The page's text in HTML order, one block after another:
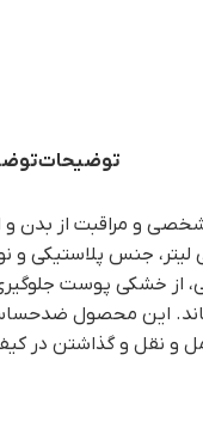
توضیحات
و مراقبت از
سبز می باشد. وزن این دئودورانت
از خشکی پوست
این محصول
حمل و نقل و گذاشتن